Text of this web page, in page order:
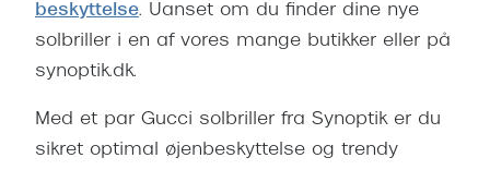
beskyttelse. Uanset om du finder dine nye
solbriller i en af vores mange butikker eller på
synoptik.dk.
Med et par Gucci solbriller fra Synoptik er du
sikret optimal øjenbeskyttelse og trendy